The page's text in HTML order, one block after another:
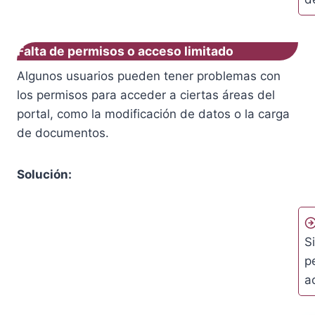
Falta de permisos o acceso limitado
Algunos usuarios pueden tener problemas con
los permisos para acceder a ciertas áreas del
portal, como la modificación de datos o la carga
de documentos.
Solución: